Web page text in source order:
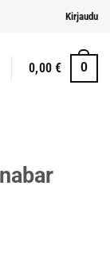
Kirjaudu
0,00€ 0